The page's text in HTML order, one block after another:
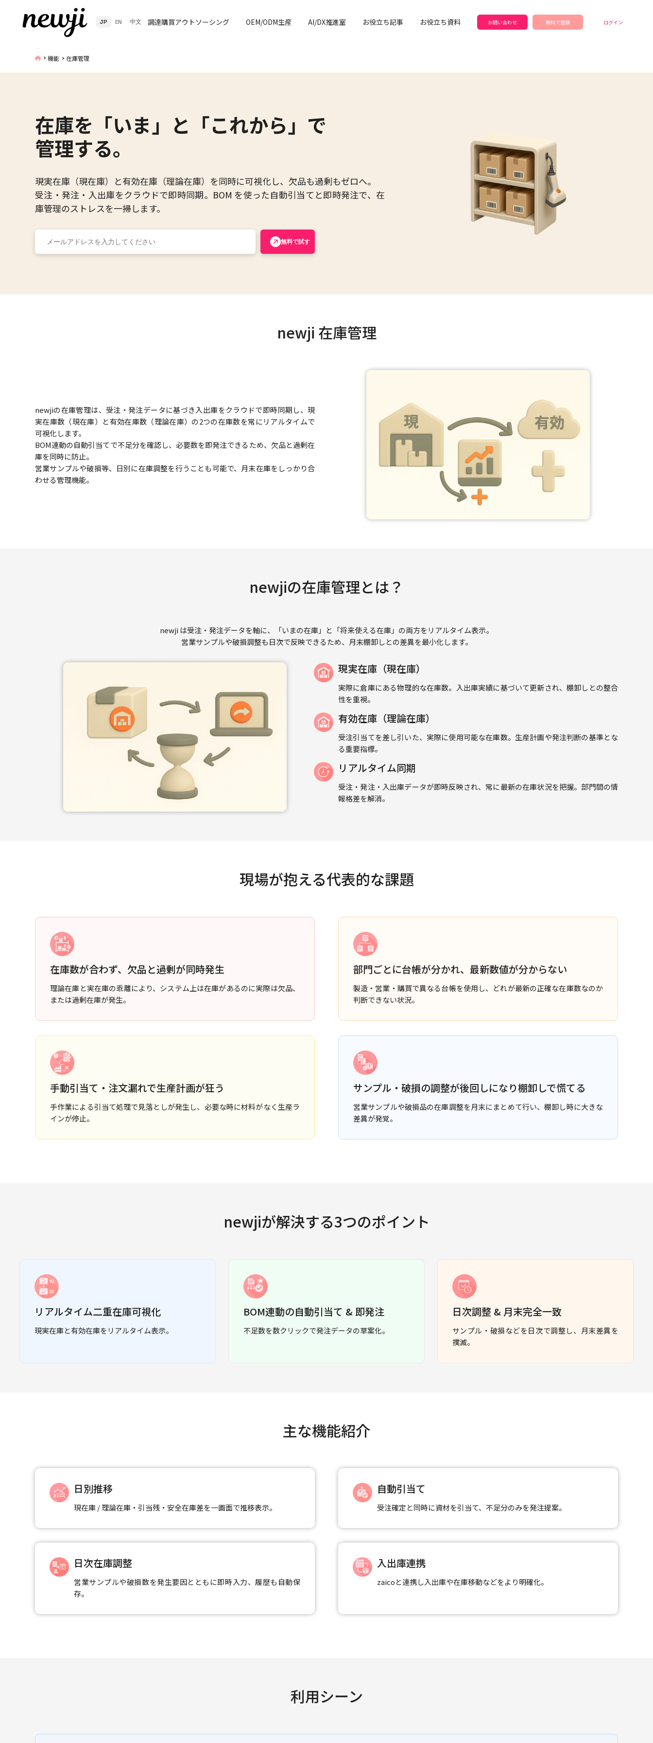
JP EN 中文 調達購買アウトソーシング OEM/ODM生産 AI/DX推進室 お役立ち記事 お役立ち資料 お問い合わせ 無料で登録 ログイン
機能 在庫管理
在庫を「いま」と「これから」で
管理する。
現実在庫（現在庫）と有効在庫（理論在庫）を同時に可視化し、欠品も過剰もゼロへ。
受注・発注・入出庫をクラウドで即時同期。BOM を使った自動引当てと即時発注で、在
庫管理のストレスを一掃します。
無料で試す
newji 在庫管理
newjiの在庫管理は、受注・発注データに基づき入出庫をクラウドで即時同期し、現
実在庫数（現在庫）と有効在庫数（理論在庫）の2つの在庫数を常にリアルタイムで
可視化します。
BOM連動の自動引当てで不足分を確認し、必要数を即発注できるため、欠品と過剰在
庫を同時に防止。
営業サンプルや破損等、日別に在庫調整を行うことも可能で、月末在庫をしっかり合
わせる管理機能。
newjiの在庫管理とは？
newji は受注・発注データを軸に、「いまの在庫」と「将来使える在庫」の両方をリアルタイム表示。
営業サンプルや破損調整も日次で反映できるため、月末棚卸しとの差異を最小化します。
現実在庫（現在庫）
実際に倉庫にある物理的な在庫数。入出庫実績に基づいて更新され、棚卸しとの整合
性を重視。
有効在庫（理論在庫）
受注引当てを差し引いた、実際に使用可能な在庫数。生産計画や発注判断の基準とな
る重要指標。
リアルタイム同期
受注・発注・入出庫データが即時反映され、常に最新の在庫状況を把握。部門間の情
報格差を解消。
現場が抱える代表的な課題
在庫数が合わず、欠品と過剰が同時発生
理論在庫と実在庫の乖離により、システム上は在庫があるのに実際は欠品、
または過剰在庫が発生。
部門ごとに台帳が分かれ、最新数値が分からない
製造・営業・購買で異なる台帳を使用し、どれが最新の正確な在庫数なのか
判断できない状況。
手動引当て・注文漏れで生産計画が狂う
手作業による引当て処理で見落としが発生し、必要な時に材料がなく生産ラ
インが停止。
サンプル・破損の調整が後回しになり棚卸しで慌てる
営業サンプルや破損品の在庫調整を月末にまとめて行い、棚卸し時に大きな
差異が発覚。
newjiが解決する3つのポイント
リアルタイム二重在庫可視化
現実在庫と有効在庫をリアルタイム表示。
BOM連動の自動引当て & 即発注
不足数を数クリックで発注データの草案化。
日次調整 & 月末完全一致
サンプル・破損などを日次で調整し、月末差異を
撲滅。
主な機能紹介
日別推移
現在庫 / 理論在庫・引当残・安全在庫差を一画面で推移表示。
自動引当て
受注確定と同時に資材を引当て、不足分のみを発注提案。
日次在庫調整
営業サンプルや破損数を発生要因とともに即時入力、履歴も自動保
存。
入出庫連携
zaicoと連携し入出庫や在庫移動などをより明確化。
利用シーン